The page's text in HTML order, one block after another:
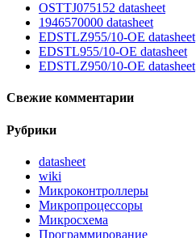
OSTTJ075152 datasheet
1946570000 datasheet
EDSTLZ955/10-OE datasheet
EDSTL955/10-OE datasheet
EDSTLZ950/10-OE datasheet
Свежие комментарии
Рубрики
datasheet
wiki
Микроконтроллеры
Микропроцессоры
Микросхема
Программирование